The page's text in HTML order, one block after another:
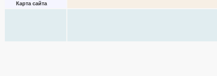
Карта сайта